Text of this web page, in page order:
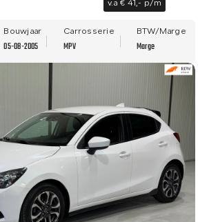
v.a € 41,- p/m
Bouwjaar
05-08-2005
Carrosserie
MPV
BTW/Marge
Marge